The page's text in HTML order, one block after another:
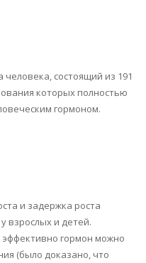
состоящий из 191
которых полностью
гормоном.
и задержка роста
взрослых и детей.
гормон можно
(было доказано, что